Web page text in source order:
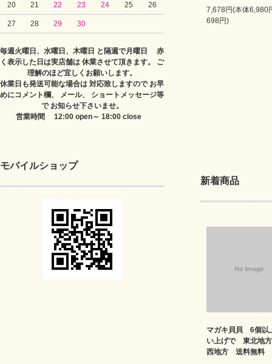
20 21 22 23 24 25 26
27 28 29 30
毎週火曜日、水曜日、木曜日 と隔週で月曜日 赤
く表示した日は実店舗は 休業させて頂きます。 ご
理解のほど宜しくお願いします。
休業日も発送可能な場合は 対応致しますので お早
めにコメント欄、 メール、 ショートメッセージ等
で お知らせ下さいませ。
営業時間 12:00 open～ 18:00 close
モバイルショップ
7,678円(本体6,980
698円)
新着商品
マガキ貝貝 6個以
い上げで 東北地
西地方 送料無料